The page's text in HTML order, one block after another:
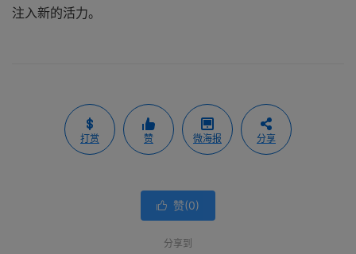
注入新的活力。
打赏 赞 微海报 分享
 赞(0)
分享到